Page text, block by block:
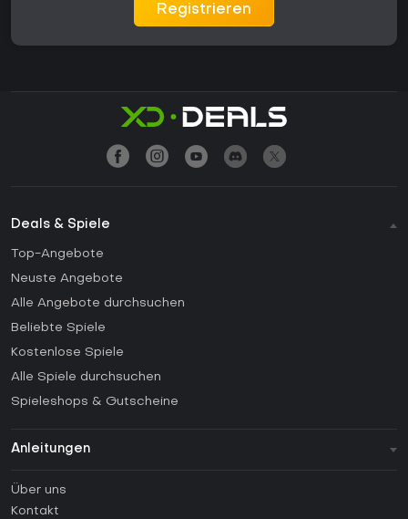
Registrieren
Deals & Spiele
Top-Angebote
Neuste Angebote
Alle Angebote durchsuchen
Beliebte Spiele
Kostenlose Spiele
Alle Spiele durchsuchen
Spieleshops & Gutscheine
Anleitungen
Anleitungen
Über uns
Kontakt